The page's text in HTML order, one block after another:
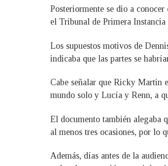
Posteriormente se dio a
el Tribunal de Primera Instancia
Los supuestos motivos de
indicaba que las partes se
Cabe señalar que Ricky Martin
mundo solo y Lucía y Renn, a
El documento también alegaba
al menos tres ocasiones, por lo
Además, días antes de la